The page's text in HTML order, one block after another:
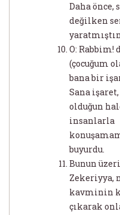
Daha önce,
değilken
O: Rabbim!
(çocuğum
bana bir
Sana
olduğun
insanlarla
buyurdu.
Bunun
Zekeriyya,
kavminin
çıkarak